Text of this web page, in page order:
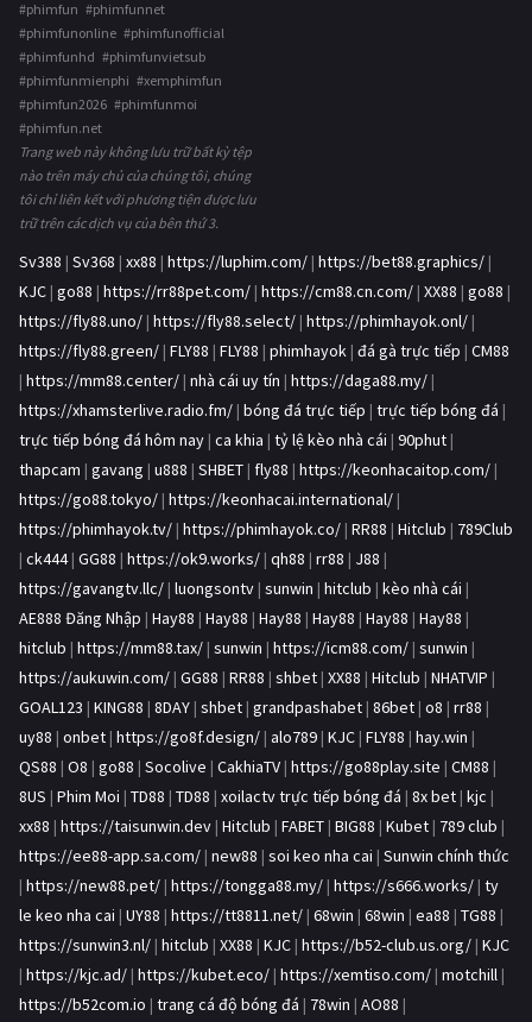
#phimfun #phimfunnet
#phimfunonline #phimfunofficial
#phimfunhd #phimfunvietsub
#phimfunmienphi #xemphimfun
#phimfun2026 #phimfunmoi
#phimfun.net
Trang web này không lưu trữ bất kỳ tệp
nào trên máy chủ của chúng tôi, chúng
tôi chỉ liên kết với phương tiện được lưu
trữ trên các dịch vụ của bên thứ 3.
Sv388 | Sv368 | xx88 | https://luphim.com/ | https://bet88.graphics/ |
KJC | go88 | https://rr88pet.com/ | https://cm88.cn.com/ | XX88 | go88 |
https://fly88.uno/ | https://fly88.select/ | https://phimhayok.onl/ |
https://fly88.green/ | FLY88 | FLY88 | phimhayok | đá gà trực tiếp | CM88
| https://mm88.center/ | nhà cái uy tín | https://daga88.my/ |
https://xhamsterlive.radio.fm/ | bóng đá trực tiếp | trực tiếp bóng đá |
trực tiếp bóng đá hôm nay | ca khia | tỷ lệ kèo nhà cái | 90phut |
thapcam | gavang | u888 | SHBET | fly88 | https://keonhacaitop.com/ |
https://go88.tokyo/ | https://keonhacai.international/ |
https://phimhayok.tv/ | https://phimhayok.co/ | RR88 | Hitclub | 789Club
| ck444| GG88 | https://ok9.works/ | qh88 | rr88 | J88 |
https://gavangtv.llc/ | luongsontv | sunwin | hitclub | kèo nhà cái |
AE888 Đăng Nhập | Hay88 | Hay88 | Hay88 | Hay88 | Hay88 | Hay88 |
hitclub | https://mm88.tax/ | sunwin | https://icm88.com/ | sunwin |
https://aukuwin.com/ | GG88 | RR88 | shbet | XX88 | Hitclub | NHATVIP |
GOAL123 | KING88 | 8DAY | shbet | grandpashabet | 86bet | o8 | rr88 |
uy88 | onbet | https://go8f.design/ | alo789 | KJC | FLY88 | hay.win |
QS88 | O8 | go88 | Socolive | CakhiaTV | https://go88play.site | CM88 |
8US | Phim Moi | TD88 | TD88 | xoilactv trực tiếp bóng đá | 8x bet | kjc |
xx88 | https://taisunwin.dev | Hitclub | FABET | BIG88 | Kubet | 789 club |
https://ee88-app.sa.com/ | new88 | soi keo nha cai | Sunwin chính thức
| https://new88.pet/ | https://tongga88.my/ | https://s666.works/ | ty
le keo nha cai | UY88 | https://tt8811.net/ | 68win | 68win | ea88 | TG88 |
https://sunwin3.nl/ | hitclub | XX88 | KJC | https://b52-club.us.org/ | KJC
| https://kjc.ad/ | https://kubet.eco/ | https://xemtiso.com/ | motchill |
https://b52com.io | trang cá độ bóng đá | 78win | AO88 |